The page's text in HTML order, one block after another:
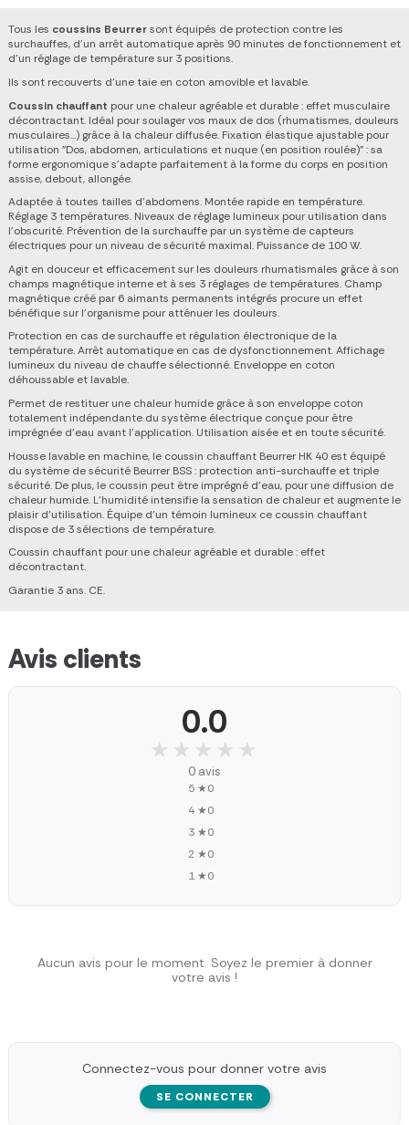
Tous les coussins Beurrersont équipés de protection contre les
surchauffes, d'un arrêt automatique après 90 minutes de fonctionnement et
d'un réglage de température sur 3 positions.
Ils sont recouverts d'une taie en coton amovible et lavable.
Coussin chauffant pour une chaleur agréable et durable : effet musculaire
décontractant. Idéal pour soulager vos maux de dos (rhumatismes, douleurs
musculaires...) grâce à la chaleur diffusée. Fixation élastique ajustable pour
utilisation "Dos, abdomen, articulations et nuque (en position roulée)" : sa
forme ergonomique s'adapte parfaitement à la forme du corps en position
assise, debout, allongée.
Adaptée à toutes tailles d'abdomens. Montée rapide en température.
Réglage 3 températures. Niveaux de réglage lumineux pour utilisation dans
l'obscurité. Prévention de la surchauffe par un système de capteurs
électriques pour un niveau de sécurité maximal. Puissance de 100 W.
Agit en douceur et efficacement sur les douleurs rhumatismales grâce à son
champs magnétique interne et à ses 3 réglages de températures. Champ
magnétique créé par 6 aimants permanents intégrés procure un effet
bénéfique sur l'organisme pour atténuer les douleurs.
Protection en cas de surchauffe et régulation électronique de la
température. Arrêt automatique en cas de dysfonctionnement. Affichage
lumineux du niveau de chauffe sélectionné. Enveloppe en coton
déhoussable et lavable.
Permet de restituer une chaleur humide grâce à son enveloppe coton
totalement indépendante du système électrique conçue pour être
imprégnée d'eau avant l'application. Utilisation aisée et en toute sécurité.
Housse lavable en machine, le coussin chauffant Beurrer HK 40 est équipé
du système de sécurité Beurrer BSS : protection anti-surchauffe et triple
sécurité. De plus, le coussin peut être imprégné d'eau, pour une diffusion de
chaleur humide. L'humidité intensifie la sensation de chaleur et augmente le
plaisir d'utilisation. Équipe d'un témoin lumineux ce coussin chauffant
dispose de 3 sélections de température.
Coussin chauffant pour une chaleur agréable et durable : effet
décontractant.
Garantie 3 ans. CE.
Avis clients
0.0
★★★★★
★★★★★
0 avis
5 ★0
4 ★0
3 ★0
2 ★0
1 ★0
Aucun avis pour le moment. Soyez le premier à donner
votre avis !
Connectez-vous pour donner votre avis
SE CONNECTER